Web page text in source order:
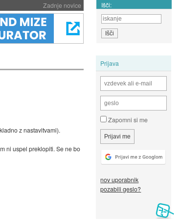
Zadnje novice Išči:
Prijava
Zapomni si me
nov uporabnik
pozabili geslo?
z nastavitvami).
ni uspel preklopiti. Se ne bo